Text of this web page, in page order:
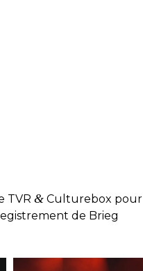
TVR & Culturebox pour
de Brieg